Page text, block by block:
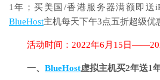
1年；买美国/香港服务器满额即送
BlueHost主机每天下午3点五折超级优
活动时间：2022年6月15日
一、 BlueHost虚拟主机买2年送1